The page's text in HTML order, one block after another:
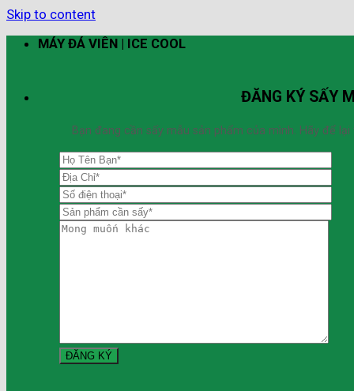
Skip to content
MÁY ĐÁ VIÊN | ICE COOL
ĐĂNG KÝ SẤY
Bạn đang cần sấy mẫu sản phẩm của mình. Hãy để